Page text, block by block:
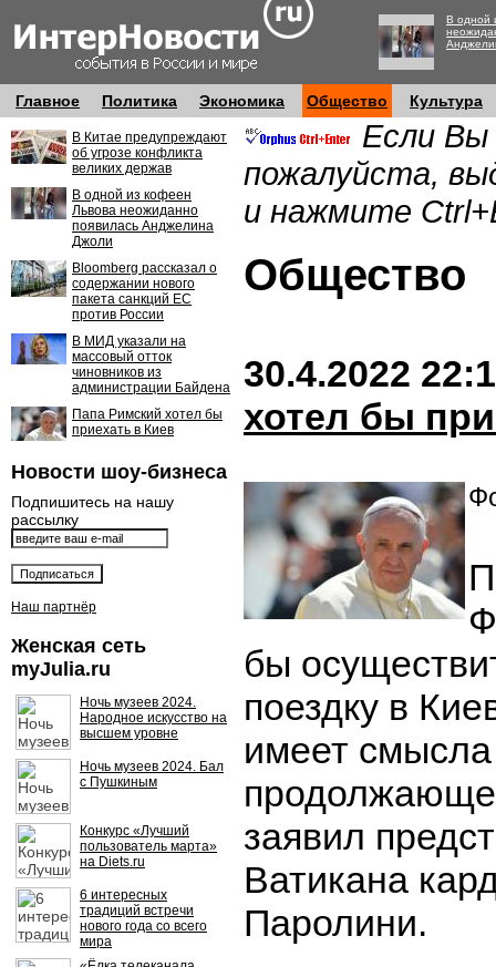
В одной
Главное Политика Экономика Общество Культура
В Китае предупреждают
об угрозе конфликта
великих держав
В одной из кофеен
Львова неожиданно
появилась Анджелина
Джоли
Bloomberg рассказал о
содержании нового
пакета санкций ЕС
против России
В МИД указали на
массовый отток
чиновников из
администрации Байдена
Папа Римский хотел бы
приехать в Киев
Новости шоу-бизнеса
Подпишитесь на нашу
рассылку
Наш партнёр
Женская сеть
myJulia.ru
Ночь музеев 2024.
Народное искусство на
высшем уровне
Ночь музеев 2024. Бал
с Пушкиным
Конкурс «Лучший
пользователь марта»
на Diets.ru
6 интересных
традиций встречи
нового года со всего
мира
Если Вы
пожалуйста,
и нажмите
30.4.2022
хотел бы
бы
поездку в
имеет смысла
заявил
Ватикана
Паролини.